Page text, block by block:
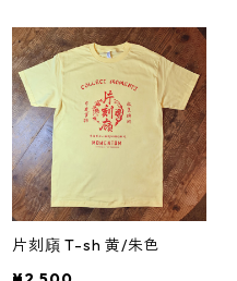
片刻廎 T-sh 黄/朱色